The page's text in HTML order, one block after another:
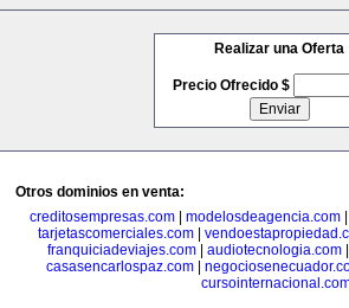
Realizar una Oferta
Precio Ofrecido $
Otros dominios en venta:
creditosempresas.com| modelosdeagencia.com
tarjetascomerciales.com|
franquiciadeviajes.com| audiotecnologia.com
casasencarlospaz.com|